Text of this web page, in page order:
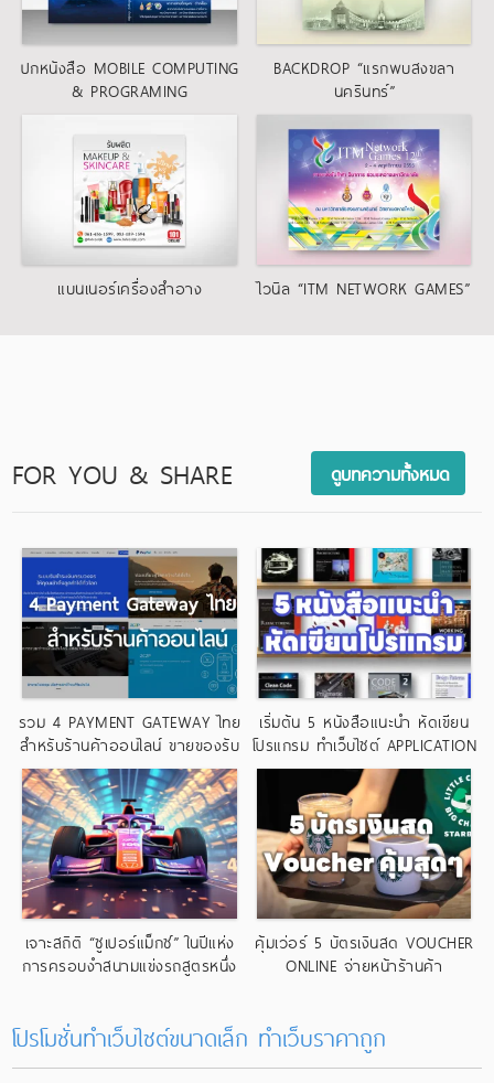
ปกหนังสือ MOBILE COMPUTING
& PROGRAMING
BACKDROP “แรกพบสงขลา
นครินทร์”
แบนเนอร์,โปสเตอร์-ไวนิล
แบนเนอร์เครื่องสำอาง ไวนิล “ITM NETWORK GAMES”
FOR YOU & SHARE ดูบทความทั้งหมด
รวม 4 PAYMENT GATEWAY ไทย
สำหรับร้านค้าออนไลน์ ขายของรับ
บัตรเครดิต
เริ่มต้น 5 หนังสือแนะนำ หัดเขียน
โปรแกรม ทำเว็บไซต์ APPLICATION
เจาะสถิติ “ซูเปอร์แม็กซ์” ในปีแห่ง
การครอบงำสนามแข่งรถสูตรหนึ่ง
คุ้มเว่อร์ 5 บัตรเงินสด VOUCHER
ONLINE จ่ายหน้าร้านค้า
โปรโมชั่นทำเว็บไซต์ขนาดเล็ก ทําเว็บราคาถูก